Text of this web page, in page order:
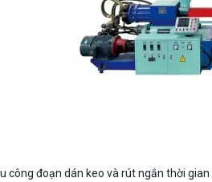
công đoạn dán keo và rút ngắn thời